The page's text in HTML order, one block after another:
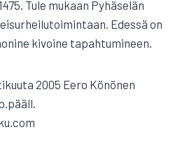
Tule mukaan Pyhäselän
Edessä on
kivoine tapahtumineen.
2005 Eero Könönen